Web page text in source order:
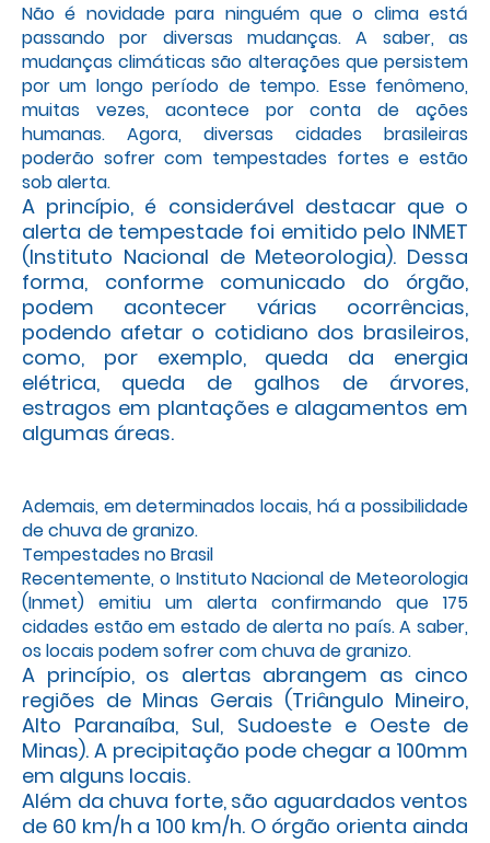
Não é novidade para ninguém que o clima está
passando por diversas mudanças. A saber, as
mudanças climáticas são alterações que persistem
por um longo período de tempo. Esse fenômeno,
muitas vezes, acontece por conta de ações
humanas. Agora, diversas cidades brasileiras
poderão sofrer com tempestades fortes e estão
sob alerta.
A princípio, é considerável destacar que o
alerta de tempestade foi emitido pelo INMET
(Instituto Nacional de Meteorologia). Dessa
forma, conforme comunicado do órgão,
podem acontecer várias ocorrências,
podendo afetar o cotidiano dos brasileiros,
como, por exemplo, queda da energia
elétrica, queda de galhos de árvores,
estragos em plantações e alagamentos em
algumas áreas.
Ademais, em determinados locais, há a possibilidade
de chuva de granizo.
Tempestades no Brasil
Recentemente, o Instituto Nacional de Meteorologia
(Inmet) emitiu um alerta confirmando que 175
cidades estão em estado de alerta no país. A saber,
os locais podem sofrer com chuva de granizo.
A princípio, os alertas abrangem as cinco
regiões de Minas Gerais (Triângulo Mineiro,
Alto Paranaíba, Sul, Sudoeste e Oeste de
Minas). A precipitação pode chegar a 100mm
em alguns locais.
Além da chuva forte, são aguardados ventos
de 60 km/h a 100 km/h. O órgão orienta ainda